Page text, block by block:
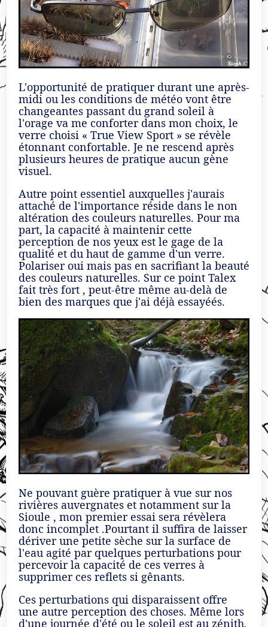
L'opportunité de pratiquer durant une après-
midi ou les conditions de météo vont être
changeantes passant du grand soleil à
l'orage va me conforter dans mon choix, le
verre choisi « True View Sport » se révèle
étonnant confortable. Je ne rescend après
plusieurs heures de pratique aucun gène
visuel.
Autre point essentiel auxquelles j'aurais
attaché de l'importance réside dans le non
altération des couleurs naturelles. Pour ma
part, la capacité à maintenir cette
perception de nos yeux est le gage de la
qualité et du haut de gamme d'un verre.
Polariser oui mais pas en sacrifiant la beauté
des couleurs naturelles. Sur ce point Talex
fait très fort , peut-être même au-delà de
bien des marques que j'ai déjà essayéés.
Ne pouvant guère pratiquer à vue sur nos
rivières auvergnates et notamment sur la
Sioule , mon premier essai sera révèlera
donc incomplet .Pourtant il suffira de laisser
dériver une petite sèche sur la surface de
l'eau agité par quelques perturbations pour
percevoir la capacité de ces verres à
supprimer ces reflets si gênants.
Ces perturbations qui disparaissent offre
une autre perception des choses. Même lors
d'une journée d'été ou le soleil est au zénith,